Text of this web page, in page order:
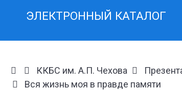
ЭЛЕКТРОННЫЙ КАТАЛОГ
ККБС им. А.П. Чехова
Вся жизнь моя в правде памяти